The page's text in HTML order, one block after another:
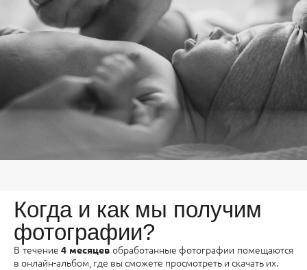
Когда и как мы получим
фотографии?
В течение4 месяцев обработанные фотографии помещаются
в онлайн-альбом, где вы сможете просмотреть и скачать их.